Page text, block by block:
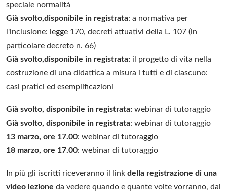
speciale normalità
Già svolto,disponibile in registrata: a normativa per
l'inclusione: legge 170, decreti attuativi della L. 107 (in
particolare decreto n. 66)
Già svolto,disponibile in registrata: il progetto di vita nella
costruzione di una didattica a misura i tutti e di ciascuno:
casi pratici ed esemplificazioni
Già svolto, disponibile in registrata: webinar di tutoraggio
Già svolto, disponibile in registrata: webinar di tutoraggio
13 marzo, ore 17.00: webinar di tutoraggio
18 marzo, ore 17.00: webinar di tutoraggio
In più gli iscritti riceveranno il link del la registrazione di una
video lezione da vedere quando e quante volte vorranno, dal